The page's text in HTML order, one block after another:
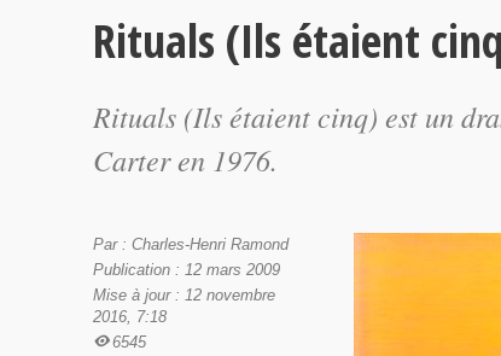
Rituals (Ils étaient
Rituals (Ils étaient cinq) est un
Carter en 1976.
Par : Charles-Henri Ramond
Publication : 12 mars 2009
Mise à jour : 12 novembre
2016, 7:18
6545